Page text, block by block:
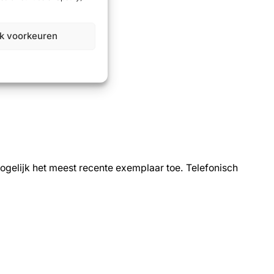
voorkeuren
factuur.
het meest recente exemplaar toe. Telefonisch